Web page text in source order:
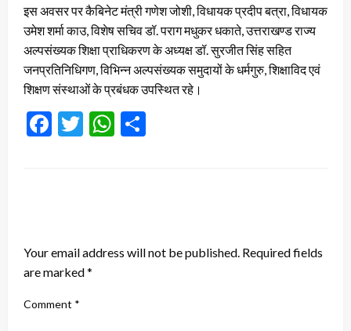
इस अवसर पर कैबिनेट मंत्री गणेश जोशी, विधायक प्रदीप बत्रा, विधायक
उमेश शर्मा काउ, विशेष सचिव डॉ. पराग मधुकर धकाते, उत्तराखण्ड राज्य
अल्पसंख्यक शिक्षा प्राधिकरण के अध्यक्ष डॉ. सुरजीत सिंह सहित
जनप्रतिनिधिगण, विभिन्न अल्पसंख्यक समुदायों के धर्मगुरु, शिक्षाविद एवं
शिक्षण संस्थाओं के प्रबंधक उपस्थित रहे।
Facebook
TwitterWhatsApp
Your email address will not be published. Required fields
are marked*
Comment *